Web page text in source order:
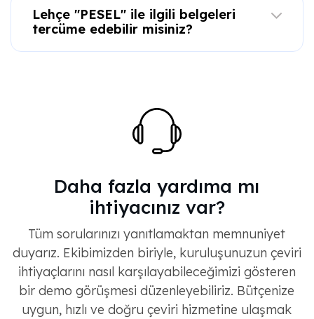
Lehçe "PESEL" ile ilgili belgeleri
tercüme edebilir misiniz?
Daha fazla yardıma mı
ihtiyacınız var?
Tüm sorularınızı yanıtlamaktan memnuniyet
duyarız. Ekibimizden biriyle, kuruluşunuzun çeviri
ihtiyaçlarını nasıl karşılayabileceğimizi gösteren
bir demo görüşmesi düzenleyebiliriz. Bütçenize
uygun, hızlı ve doğru çeviri hizmetine ulaşmak